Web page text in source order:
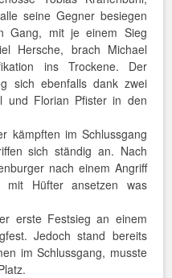
seine Gegner besiegen
Gang, mit je einem Sieg
Hersche, brach Michael
ins Trockene. Der
sich ebenfalls dank zwei
und Florian Pfister in den
kämpften im Schlussgang
sich ständig an. Nach
nach einem Angriff
mit Hüfter ansetzen was
erste Festsieg an einem
Jedoch stand bereits
im Schlussgang, musste